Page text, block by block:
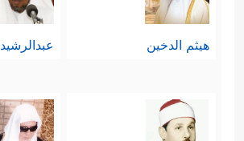
هيثم الدخين